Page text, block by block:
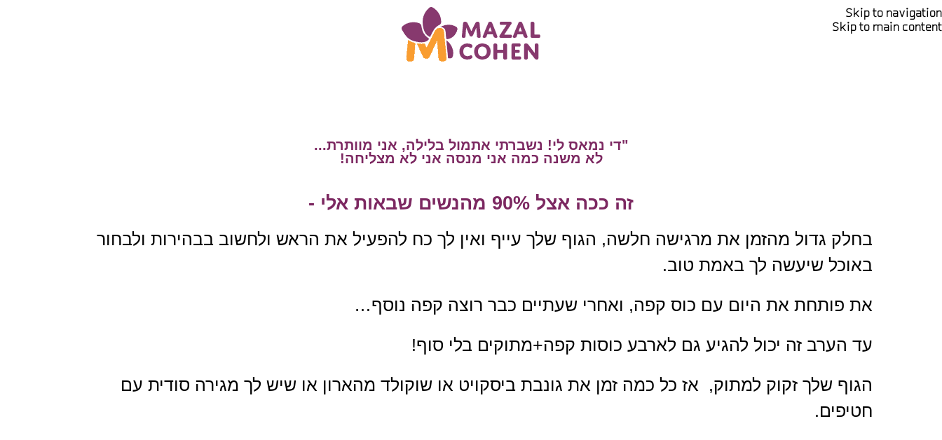
Skip to navigation
Skip to main content
"די נמאס לי! נשברתי אתמול בלילה, אני מוותרת...
לא משנה כמה אני מנסה אני לא מצליחה!
זה ככה אצל 90% מהנשים שבאות אלי -​
בחלק גדול מהזמן את מרגישה חלשה, הגוף שלך עייף ואין לך כח להפעיל את הראש ולחשוב בבהירות ולבחור
באוכל שיעשה לך באמת טוב.
את פותחת את היום עם כוס קפה, ואחרי שעתיים כבר רוצה קפה נוסף…
עד הערב זה יכול להגיע גם לארבע כוסות קפה+מתוקים בלי סוף!
הגוף שלך זקוק למתוק, אז כל כמה זמן את גונבת ביסקויט או שוקולד מהארון או שיש לך מגירה סודית עם
חטיפים.